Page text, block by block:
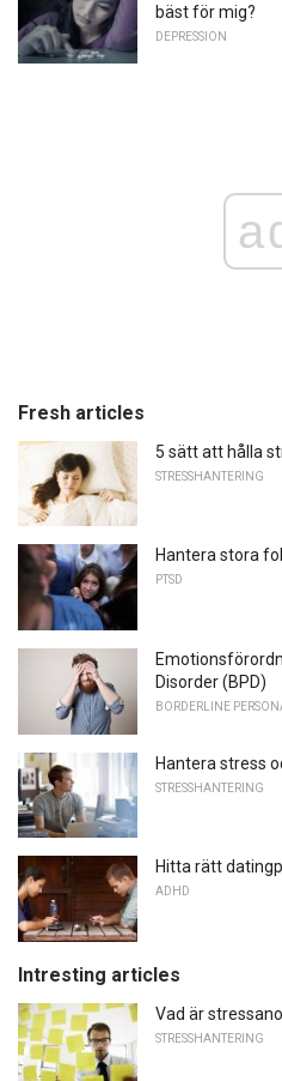
bäst för mig?
DEPRESSION
Fresh articles
5 sätt att hålla
STRESSHANTERING
Hantera stora
PTSD
Disorder (BPD)
BORDERLINE
Hantera stress
STRESSHANTERING
Hitta rätt
ADHD
Intresting articles
Vad är
STRESSHANTERING